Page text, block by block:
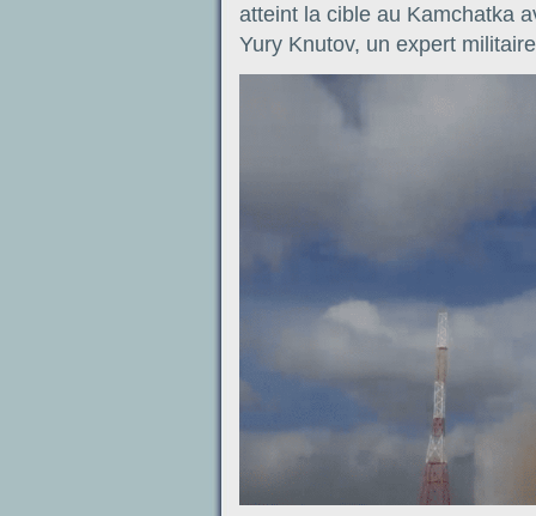
atteint la cible au Kamchatka
Yury Knutov, un expert